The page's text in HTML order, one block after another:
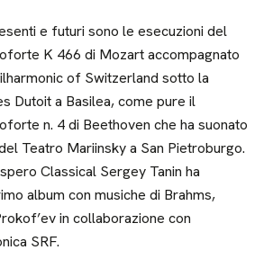
e futuri sono le esecuzioni del
K 466 di Mozart accompagnato
of Switzerland sotto la
Dutoit a Basilea, come pure il
n. 4 di Beethoven che ha suonato
Teatro Mariinsky a San Pietroburgo.
Classical Sergey Tanin ha
album con musiche di Brahms,
in collaborazione con
SRF.